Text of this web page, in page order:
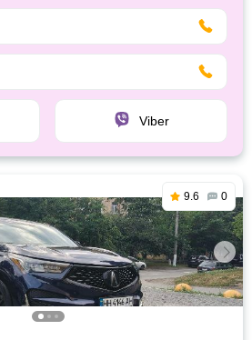
Viber
9.6 0